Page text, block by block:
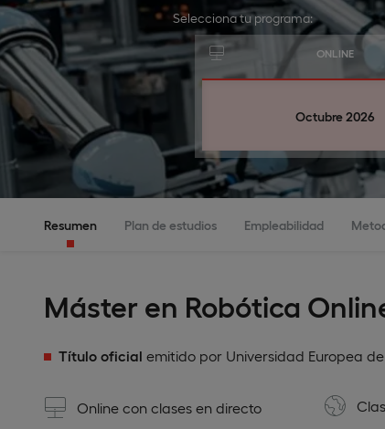
Selecciona tu programa:
ONLINE
Octubre 2026
Resumen Plan de estudios Empleabilidad
Máster en Robótica
Título oficial emitido por Universidad Europea
Online con clases en directo